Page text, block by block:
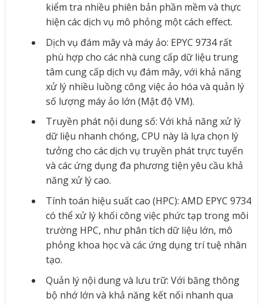
kiểm tra nhiều phiên bản phần mềm và thực
hiện các dịch vụ mô phỏng một cách effect.
Dịch vụ đám mây và máy ảo: EPYC 9734 rất
phù hợp cho các nhà cung cấp dữ liệu trung
tâm cung cấp dịch vụ đám mây, với khả năng
xử lý nhiều luồng công việc ảo hóa và quản lý
số lượng máy ảo lớn (Mật độ VM).
Truyền phát nội dung số: Với khả năng xử lý
dữ liệu nhanh chóng, CPU này là lựa chọn lý
tưởng cho các dịch vụ truyền phát trực tuyến
và các ứng dụng đa phương tiện yêu cầu khả
năng xử lý cao.
Tính toán hiệu suất cao (HPC): AMD EPYC 9734
có thể xử lý khối công việc phức tạp trong môi
trường HPC, như phân tích dữ liệu lớn, mô
phỏng khoa học và các ứng dụng trí tuệ nhân
tạo.
Quản lý nội dung và lưu trữ: Với băng thông
bộ nhớ lớn và khả năng kết nối nhanh qua